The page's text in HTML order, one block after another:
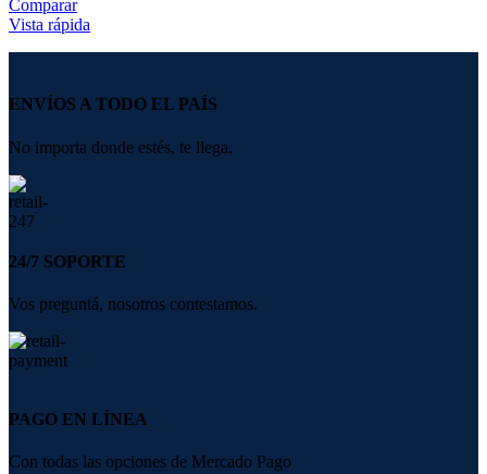
Comparar
Vista rápida
ENVÍOS A TODO EL PAÍS
No importa donde estés, te llega.
24/7 SOPORTE
Vos preguntá, nosotros contestamos.
PAGO EN LÍNEA
Con todas las opciones de Mercado Pago